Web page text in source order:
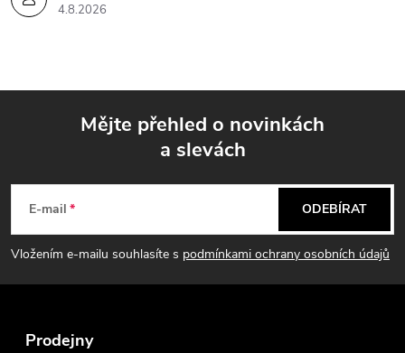
4.8.2026
p
Mějte přehled o novinkách
a slevách
E-mail
Vložením e-mailu souhlasíte s podmínkami ochrany osobních údajů
ODEBÍRAT
Prodejny